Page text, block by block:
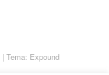
| Tema: Expound